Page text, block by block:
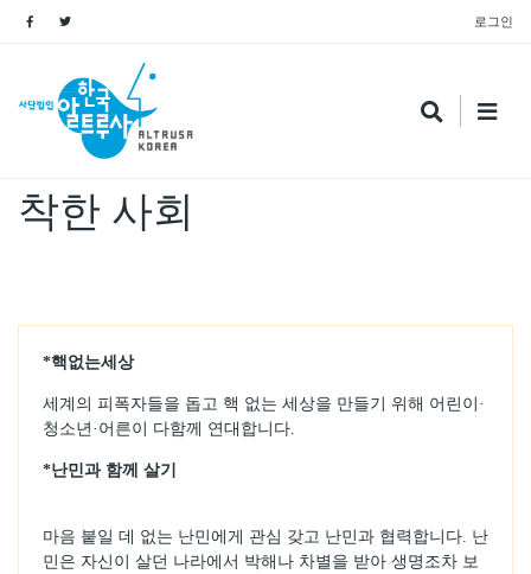
로그인
Name
착한 사회
*핵없는세상
세계의 피폭자들을 돕고 핵 없는 세상을 만들기 위해 어린이·
청소년·어른이 다함께 연대합니다.
*난민과 함께 살기
마음 붙일 데 없는 난민에게 관심 갖고 난민과 협력합니다. 난
민은 자신이 살던 나라에서 박해나 차별을 받아 생명조차 보